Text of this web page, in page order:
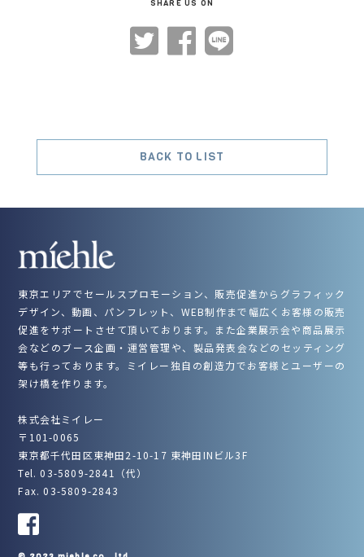
SHARE US ON
BACK TO LIST
東京エリアでセールスプロモーション、販売促進からグラフィック
デザイン、動画、パンフレット、WEB制作まで幅広くお客様の販売
促進をサポートさせて頂いております。また企業展示会や商品展示
会などのブース企画・運営管理や、製品発表会などのセッティング
等も行っております。ミイレー独自の創造力でお客様とユーザーの
架け橋を作ります。
株式会社ミイレー
〒101-0065
東京都千代田区東神田2-10-17 東神田INビル3F
Tel. 03-5809-2841（代）
Fax. 03-5809-2843